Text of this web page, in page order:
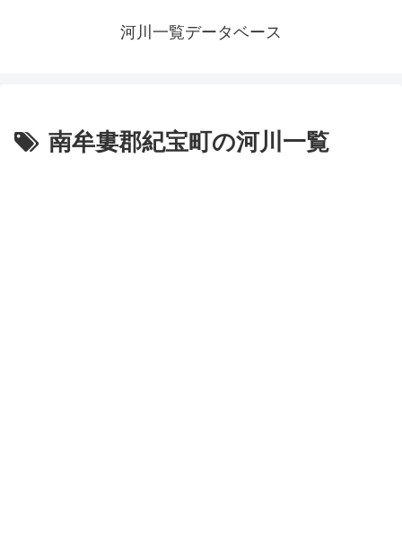
河川一覧データベース
南牟婁郡紀宝町の河川一覧